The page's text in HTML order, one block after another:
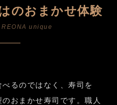
のおまかせ体験
unique
るのではなく、寿司を
のおまかせ寿司です。職人